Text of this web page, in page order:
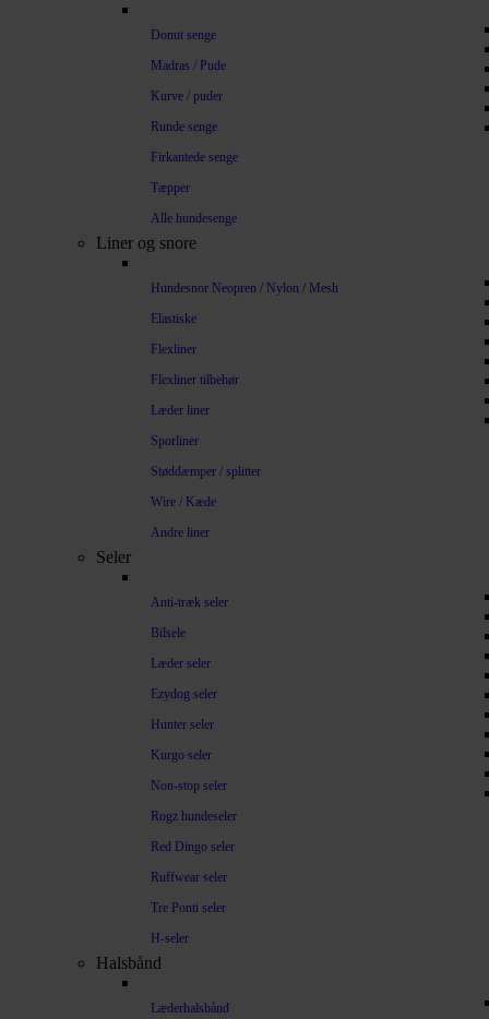
Donut senge
Madras / Pude
Kurve / puder
Runde senge
Firkantede senge
Tæpper
Alle hundesenge
Liner og snore
Hundesnor Neopren / Nylon / Mesh
Elastiske
Flexliner
Flexliner tilbehør
Læder liner
Sporliner
Støddæmper / splitter
Wire / Kæde
Andre liner
Seler
Anti-træk seler
Bilsele
Læder seler
Ezydog seler
Hunter seler
Kurgo seler
Non-stop seler
Rogz hundeseler
Red Dingo seler
Ruffwear seler
Tre Ponti seler
H-seler
Halsbånd
Læderhalsbånd